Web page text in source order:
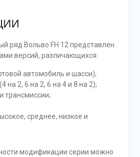
ряд Вольво FH 12 представлен
версий, различающихся:
автомобиль и шасси);
на 2, 6 на 2, 6 на 4 и 8 на 2);
трансмиссии;
среднее, низкое и
модификации серии можно